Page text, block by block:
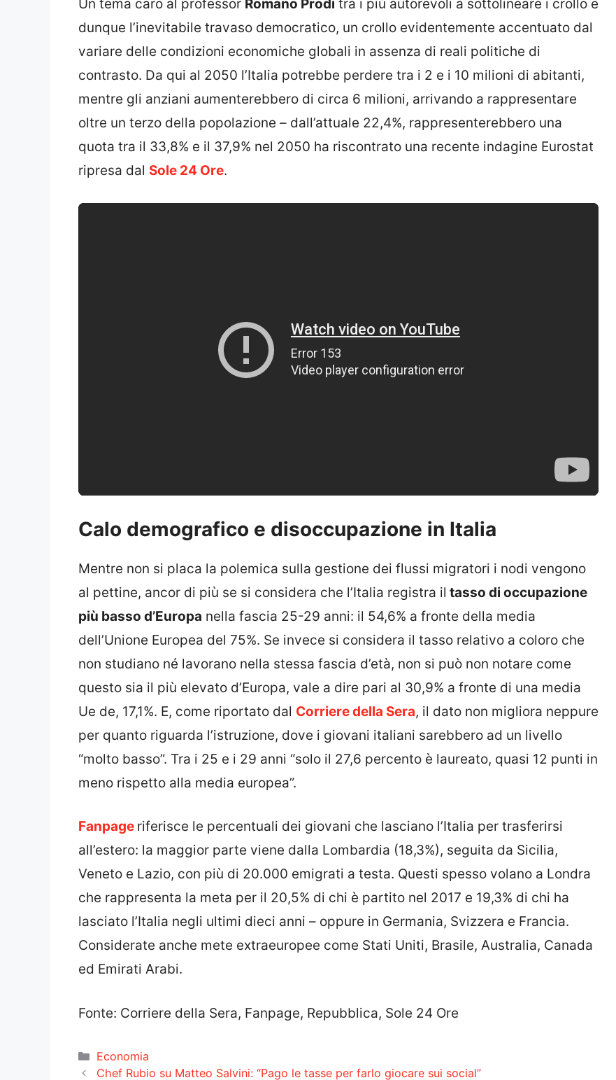
Un tema caro al professor Romano Prodi tra i più autorevoli a sottolineare i crollo e
dunque l’inevitabile travaso democratico, un crollo evidentemente accentuato dal
variare delle condizioni economiche globali in assenza di reali politiche di
contrasto. Da qui al 2050 l’Italia potrebbe perdere tra i 2 e i 10 milioni di abitanti,
mentre gli anziani aumenterebbero di circa 6 milioni, arrivando a rappresentare
oltre un terzo della popolazione – dall’attuale 22,4%, rappresenterebbero una
quota tra il 33,8% e il 37,9% nel 2050 ha riscontrato una recente indagine Eurostat
ripresa dal Sole 24 Ore.
Calo demografico e disoccupazione in Italia
Mentre non si placa la polemica sulla gestione dei flussi migratori i nodi vengono
al pettine, ancor di più se si considera che l’Italia registra il tasso di occupazione
più basso d’Europa nella fascia 25-29 anni: il 54,6% a fronte della media
dell’Unione Europea del 75%. Se invece si considera il tasso relativo a coloro che
non studiano né lavorano nella stessa fascia d’età, non si può non notare come
questo sia il più elevato d’Europa, vale a dire pari al 30,9% a fronte di una media
Ue de, 17,1%. E, come riportato dal Corriere della Sera, il dato non migliora neppure
per quanto riguarda l’istruzione, dove i giovani italiani sarebbero ad un livello
“molto basso”. Tra i 25 e i 29 anni “solo il 27,6 percento è laureato, quasi 12 punti in
meno rispetto alla media europea”.
Fanpage riferisce le percentuali dei giovani che lasciano l’Italia per trasferirsi
all’estero: la maggior parte viene dalla Lombardia (18,3%), seguita da Sicilia,
Veneto e Lazio, con più di 20.000 emigrati a testa. Questi spesso volano a Londra
che rappresenta la meta per il 20,5% di chi è partito nel 2017 e 19,3% di chi ha
lasciato l’Italia negli ultimi dieci anni – oppure in Germania, Svizzera e Francia.
Considerate anche mete extraeuropee come Stati Uniti, Brasile, Australia, Canada
ed Emirati Arabi.
Fonte: Corriere della Sera, Fanpage, Repubblica, Sole 24 Ore
Categorie
Economia
Chef Rubio su Matteo Salvini: “Pago le tasse per farlo giocare sui social”